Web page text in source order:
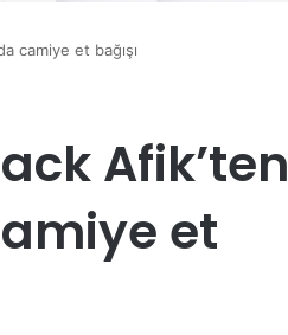
camiye et bağışı
Afik’ten
et